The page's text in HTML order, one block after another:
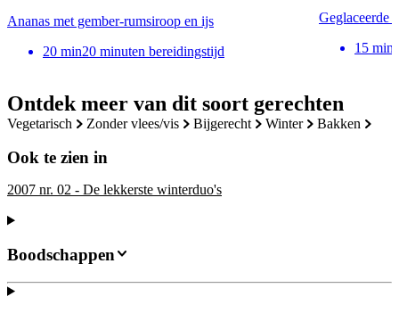
Ontdek meer van dit soort gerechten
vegetarisch zonder vlees/vis bijgerecht winter bakken
Ook te zien in
2007 nr. 02 - De lekkerste winterduo's
Ananas met gember-rumsiroop en ijs
20 min20 minuten bereidingstijd
Geglaceerde
15 min
Boodschappen